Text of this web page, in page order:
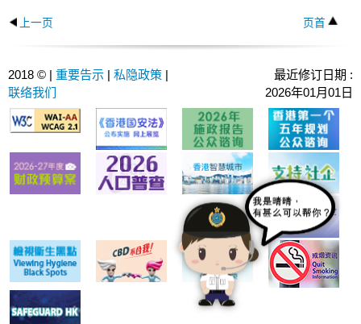
上一页 页首
2018 © | 重要告示 | 私隐政策 |
联络我们
最近修订日期 :
2026年01月01日